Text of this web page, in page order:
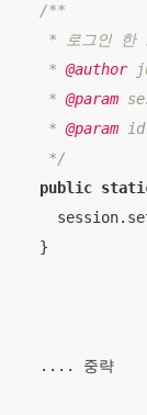
/**
* 로그인 한
   *
@author
   *
@param
   *
@param id
   */
public
  }
  .... 중략